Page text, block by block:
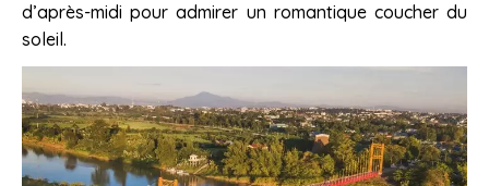
d’après-midi pour admirer un romantique coucher du
soleil.